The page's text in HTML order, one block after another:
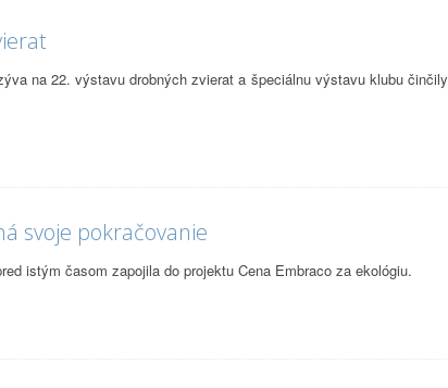
na 22. výstavu drobných zvierat a špeciálnu výstavu klubu činčily
svoje pokračovanie
istým časom zapojila do projektu Cena Embraco za ekológiu.